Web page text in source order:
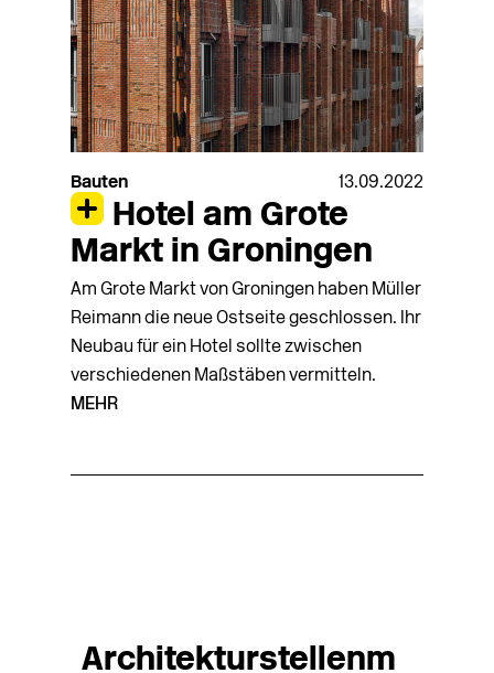
Bauten 13.09.2022
Hotel am Grote
Markt in Groningen
Am Grote Markt von Groningen haben Müller
Reimann die neue Ostseite geschlossen. Ihr
Neubau für ein Hotel sollte zwischen
verschiedenen Maßstäben vermitteln.
MEHR
Architekturstellenm